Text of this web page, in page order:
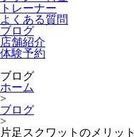
トレーナー
よくある質問
ブログ
店舗紹介
体験予約
ブログ
ホーム
>
ブログ
>
片足スクワットのメリット